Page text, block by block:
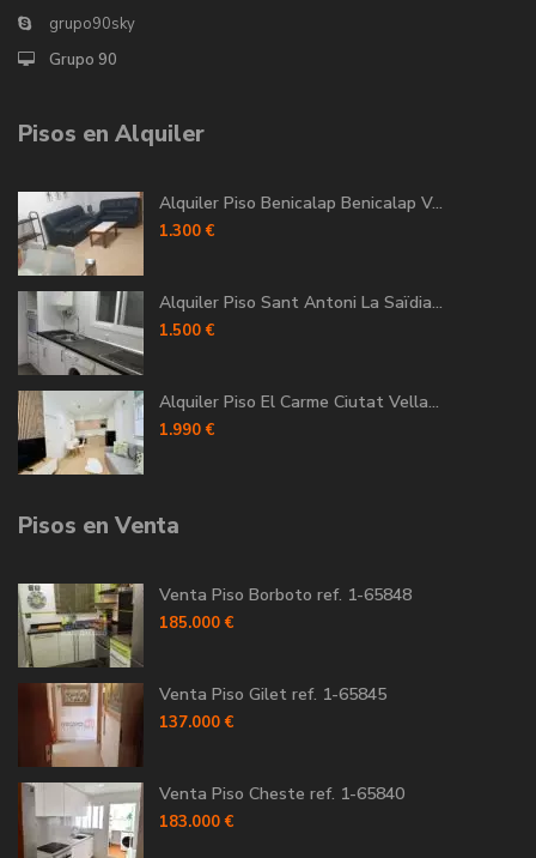
grupo90sky
Grupo 90
Pisos en Alquiler
Alquiler Piso Benicalap Benicalap V...
1.300 €
Alquiler Piso Sant Antoni La Saïdia...
1.500 €
Alquiler Piso El Carme Ciutat Vella...
1.990 €
Pisos en Venta
Venta Piso Borboto ref. 1-65848
185.000 €
Venta Piso Gilet ref. 1-65845
137.000 €
Venta Piso Cheste ref. 1-65840
183.000 €